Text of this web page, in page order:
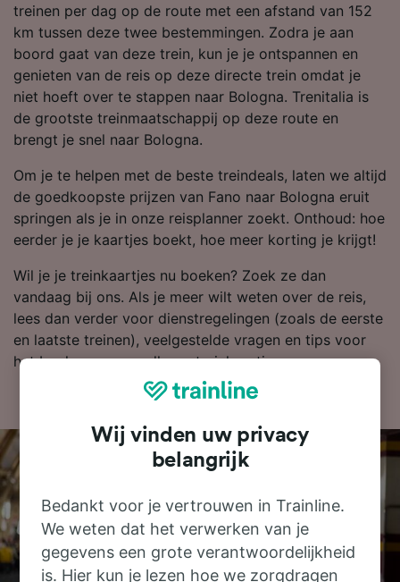
treinen per dag op de route met een afstand van 152
km tussen deze twee bestemmingen. Zodra je aan
boord gaat van deze trein, kun je je ontspannen en
genieten van de reis op deze directe trein omdat je
niet hoeft over te stappen naar Bologna. Trenitalia is
de grootste treinmaatschappij op deze route en
brengt je snel naar Bologna.
Om je te helpen met de beste treindeals, laten we altijd
de goedkoopste prijzen van Fano naar Bologna eruit
springen als je in onze reisplanner zoekt. Onthoud: hoe
eerder je je kaartjes boekt, hoe meer korting je krijgt!
Wil je je treinkaartjes nu boeken? Zoek ze dan
vandaag bij ons. Als je meer wilt weten over de reis,
lees dan verder voor dienstregelingen (zoals de eerste
en laatste treinen), veelgestelde vragen en tips voor
het boeken van goedkope treinkaartjes.
Wij vinden uw privacy
belangrijk
Bedankt voor je vertrouwen in Trainline.
We weten dat het verwerken van je
gegevens een grote verantwoordelijkheid
is. Hier kun je lezen hoe we zorgdragen